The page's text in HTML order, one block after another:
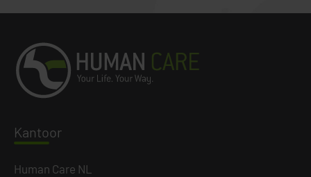
Kantoor
Human Care NL